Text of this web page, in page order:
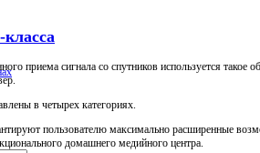
приема сигнала со спутников используется такое
в четырех категориях.
пользователю максимально расширенные
домашнего медийного центра.